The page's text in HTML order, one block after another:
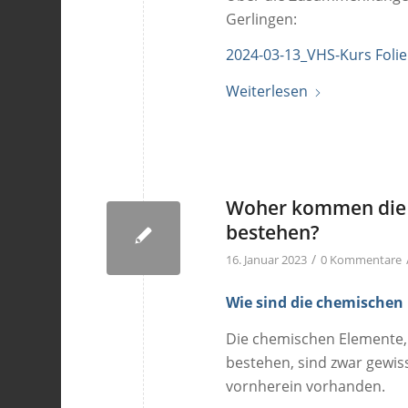
Gerlingen:
2024-03-13_VHS-Kurs
Weiterlesen
Woher kommen
bestehen?
16. Januar 2023 / 0 Kommentare
Wie sind die
Die chemischen
bestehen, sind zwar
vornherein vorhanden.